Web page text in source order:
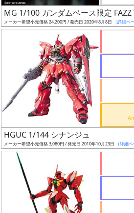
グ
レ
ケ
ー
ル
MG 1/100 ガンダムベース限定
メーカー希望小売価格 24,200円 / 発売日 2020年8月8日 （詳細ペ
HGUC 1/144 シナンジュ
メーカー希望小売価格 3,080円 / 発売日 2010年10月23日 （詳細ペ